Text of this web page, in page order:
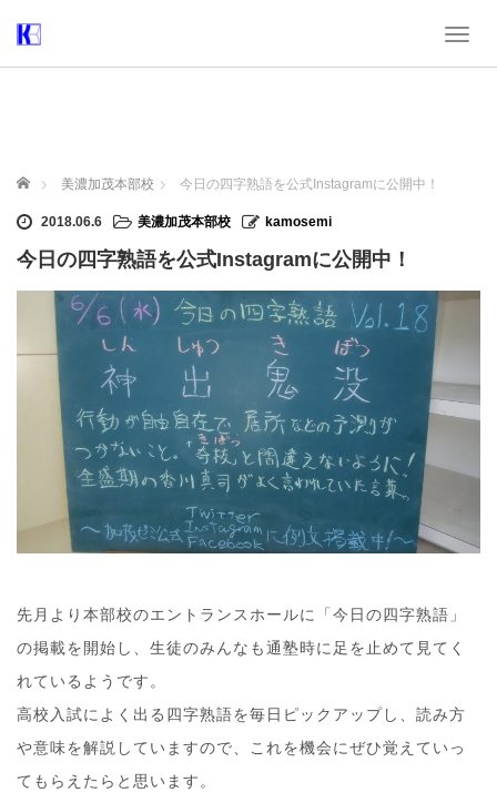
T
t
ホーム 美濃加茂本部校 今日の四字熟語を公式Instagramに公開中！
2018.06.6 美濃加茂本部校 kamosemi
今日の四字熟語を公式Instagramに公開中！
先月より本部校のエントランスホールに「今日の四字熟語」
の掲載を開始し、生徒のみんなも通塾時に足を止めて見てく
れているようです。
高校入試によく出る四字熟語を毎日ピックアップし、読み方
や意味を解説していますので、これを機会にぜひ覚えていっ
てもらえたらと思います。